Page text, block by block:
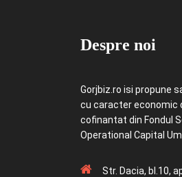
Despre noi
Gorjbiz.ro isi propune
cu caracter economic
cofinantat din Fondul
Operational Capital
Str. Dacia, bl.10,